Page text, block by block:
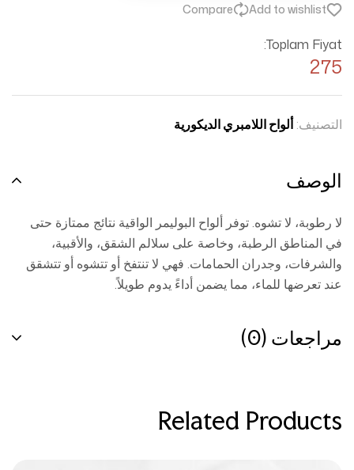
Add to wishlist
Compare
Toplam Fiyat:
275
التصنيف:ألواح اللامبري الديكورية
الوصف
لا رطوبة، لا تشوه. توفر ألواح البوليمر الواقية نتائج ممتازة حتى
في المناطق الرطبة، وخاصة على سلالم الشقق، والأقبية،
والشرفات، وجدران الحمامات. فهي لا تنتفخ أو تتشوه أو تتشقق
عند تعرضها للماء، مما يضمن أداءً يدوم طويلاً.
مراجعات (0)
Related Products